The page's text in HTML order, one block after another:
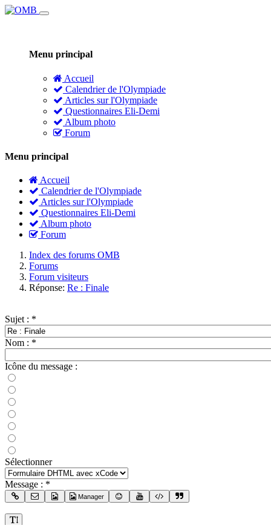
Menu principal
Accueil
Calendrier de l'Olympiade
Articles sur l'Olympiade
Questionnaires Eli-Demi
Album photo
Forum
Menu principal
Accueil
Calendrier de l'Olympiade
Articles sur l'Olympiade
Questionnaires Eli-Demi
Album photo
Forum
Index des forums OMB
Forums
Forum visiteurs
Réponse: Re : Finale
Sujet : *
Nom : *
Icône du message :
Sélectionner
Message : *
Manager